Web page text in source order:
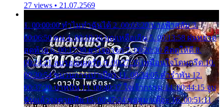
27 views • 21.07.2569
1. 00:00:00 ทำไมทำฉันได้ 2. 00:03:20 นางฟ้าสลัม 3.
00:06:50 คน 4. 00:10:36 บุญเหลือเกิน 5. 00:13:58 ฝนหยาด
สุดท้าย 6. 00:17:30 ยาใจยาจก 7. 00:20:30 คิดดูให้ดี 8.
00:24:21 ลบรอยแผลรัก 9. 00:27:35 เหมือนใจโดนกรีด 10.
00:30:54 ขบวนการเปาเปียว 11. 00:34:05 คำรำพัน 12.
00:37:20 ปาหนัน 13. 00:40:37 ใจเจ้ากรรม 14. 00:44:15 จูบ
ฉันแล้วจงตายเสีย 15. 00:47:24 ขอสูมาเต๊อะ 16. 00:51:11